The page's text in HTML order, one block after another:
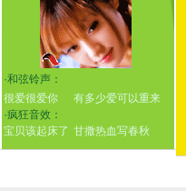
·和弦铃声：
很爱很爱你
有多少爱可以重来
·疯狂音效：
宝贝该起床了 甘撒热血写春秋